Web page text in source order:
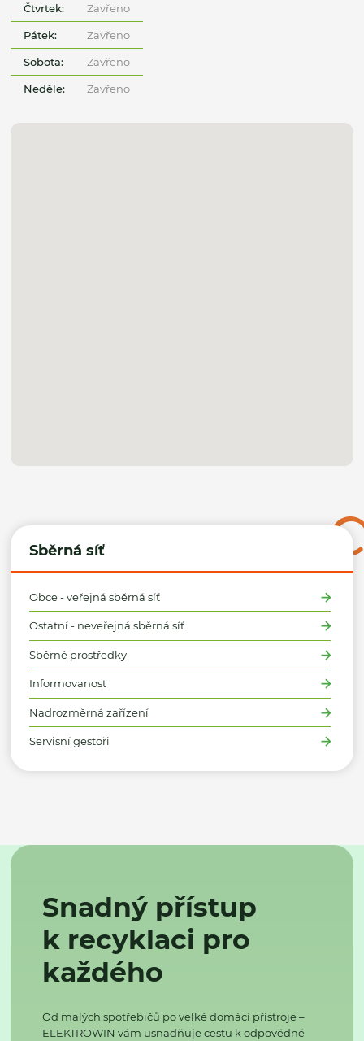
Sběrná síť
Obce - veřejná sběrná síť
Ostatní - neveřejná sběrná síť
Sběrné prostředky
Informovanost
Nadrozměrná zařízení
Servisní gestoři
Čtvrtek: Zavřeno
Pátek: Zavřeno
Sobota: Zavřeno
Neděle: Zavřeno
Snadný přístup
k recyklaci pro
každého
Od malých spotřebičů po velké domácí přístroje –
ELEKTROWIN vám usnadňuje cestu k odpovědné